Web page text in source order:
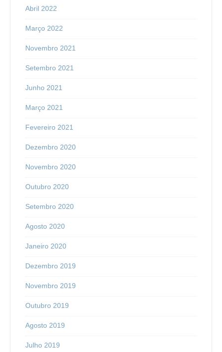
Abril 2022
Março 2022
Novembro 2021
Setembro 2021
Junho 2021
Março 2021
Fevereiro 2021
Dezembro 2020
Novembro 2020
Outubro 2020
Setembro 2020
Agosto 2020
Janeiro 2020
Dezembro 2019
Novembro 2019
Outubro 2019
Agosto 2019
Julho 2019